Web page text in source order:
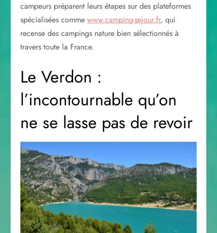
campeurs préparent leurs étapes sur des plateformes
spécialisées commewww.camping-sejour.fr, qui
recense des campings nature bien sélectionnés à
travers toute la France.
Le Verdon :
l’incontournable qu’on
ne se lasse pas de revoir